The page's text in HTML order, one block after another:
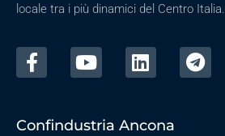
locale tra i più dinamici del Centro Italia.
Confindustria Ancona